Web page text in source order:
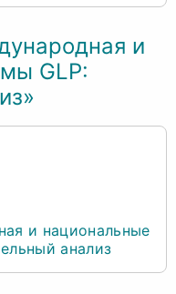
и
GLP:
и национальные
анализ